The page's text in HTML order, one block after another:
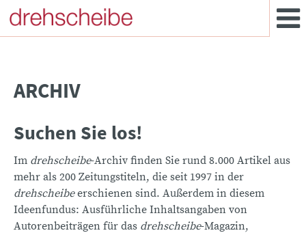
ARCHIV
Suchen Sie los!
Im drehscheibe-Archiv finden Sie rund 8.000 Artikel aus
mehr als 200 Zeitungstiteln, die seit 1997 in der
drehscheibeerschienen sind. Außerdem in diesem
Ideenfundus: Ausführliche Inhaltsangaben von
Autorenbeiträgen für das drehscheibe-Magazin,